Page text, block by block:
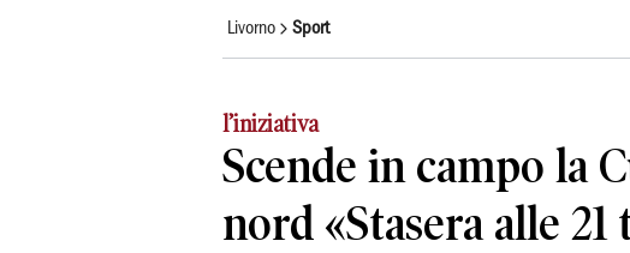
Livorno Sport
l’iniziativa
Scende in campo la
nord «Stasera alle